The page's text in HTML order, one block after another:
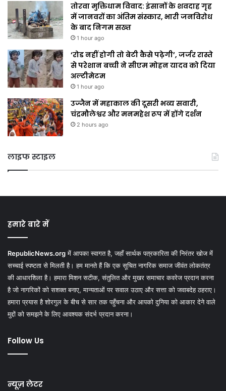
तोरवा मुक्तिधाम विवाद: इंसानों के शवदाह गृह
में जानवरों का अंतिम संस्कार, भारी जनविरोध
के बाद निगम सख्त
1 hour ago
‘रोड नहीं होगी तो बेटी कैसे पढ़ेगी’, जर्जर रास्ते
से परेशान बच्ची ने सीएम मोहन यादव को दिया
अल्टीमेटम
1 hour ago
उज्जैन में महाकाल की दूसरी भव्य सवारी,
चंद्रमौलेश्वर और मनमहेश रूप में होंगे दर्शन
2 hours ago
लाइफ स्टाइल
हमारे बारे में
RepublicNews.orgमें आपका स्वागत है, जहाँ सार्थक पत्रकारिता की निरंतर खोज में
सच्चाई स्पष्टता से मिलती है। हम मानते हैं कि एक सूचित नागरिक समाज जीवंत लोकतंत्र
की आधारशिला है। हमारा मिशन सटीक, संतुलित और मुखर समाचार कवरेज प्रदान करना
है जो नागरिकों को सशक्त बनाए, मान्यताओं पर सवाल उठाए और सत्ता को जवाबदेह ठहराए।
हमारा प्रयास है शोरगुल के बीच से सार तक पहुँचना और आपको दुनिया को आकार देने वाले
मुद्दों को समझने के लिए आवश्यक संदर्भ प्रदान करना।
Follow Us
न्यूज़ लेटर